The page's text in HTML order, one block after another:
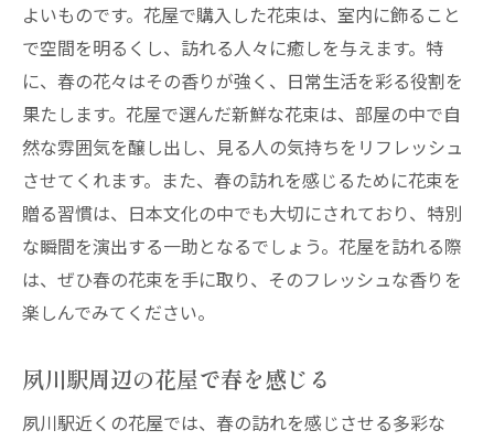
よいものです。花屋で購入した花束は、室内に飾ること
で空間を明るくし、訪れる人々に癒しを与えます。特
に、春の花々はその香りが強く、日常生活を彩る役割を
果たします。花屋で選んだ新鮮な花束は、部屋の中で自
然な雰囲気を醸し出し、見る人の気持ちをリフレッシュ
させてくれます。また、春の訪れを感じるために花束を
贈る習慣は、日本文化の中でも大切にされており、特別
な瞬間を演出する一助となるでしょう。花屋を訪れる際
は、ぜひ春の花束を手に取り、そのフレッシュな香りを
楽しんでみてください。
夙川駅周辺の花屋で春を感じる
夙川駅近くの花屋では、春の訪れを感じさせる多彩な